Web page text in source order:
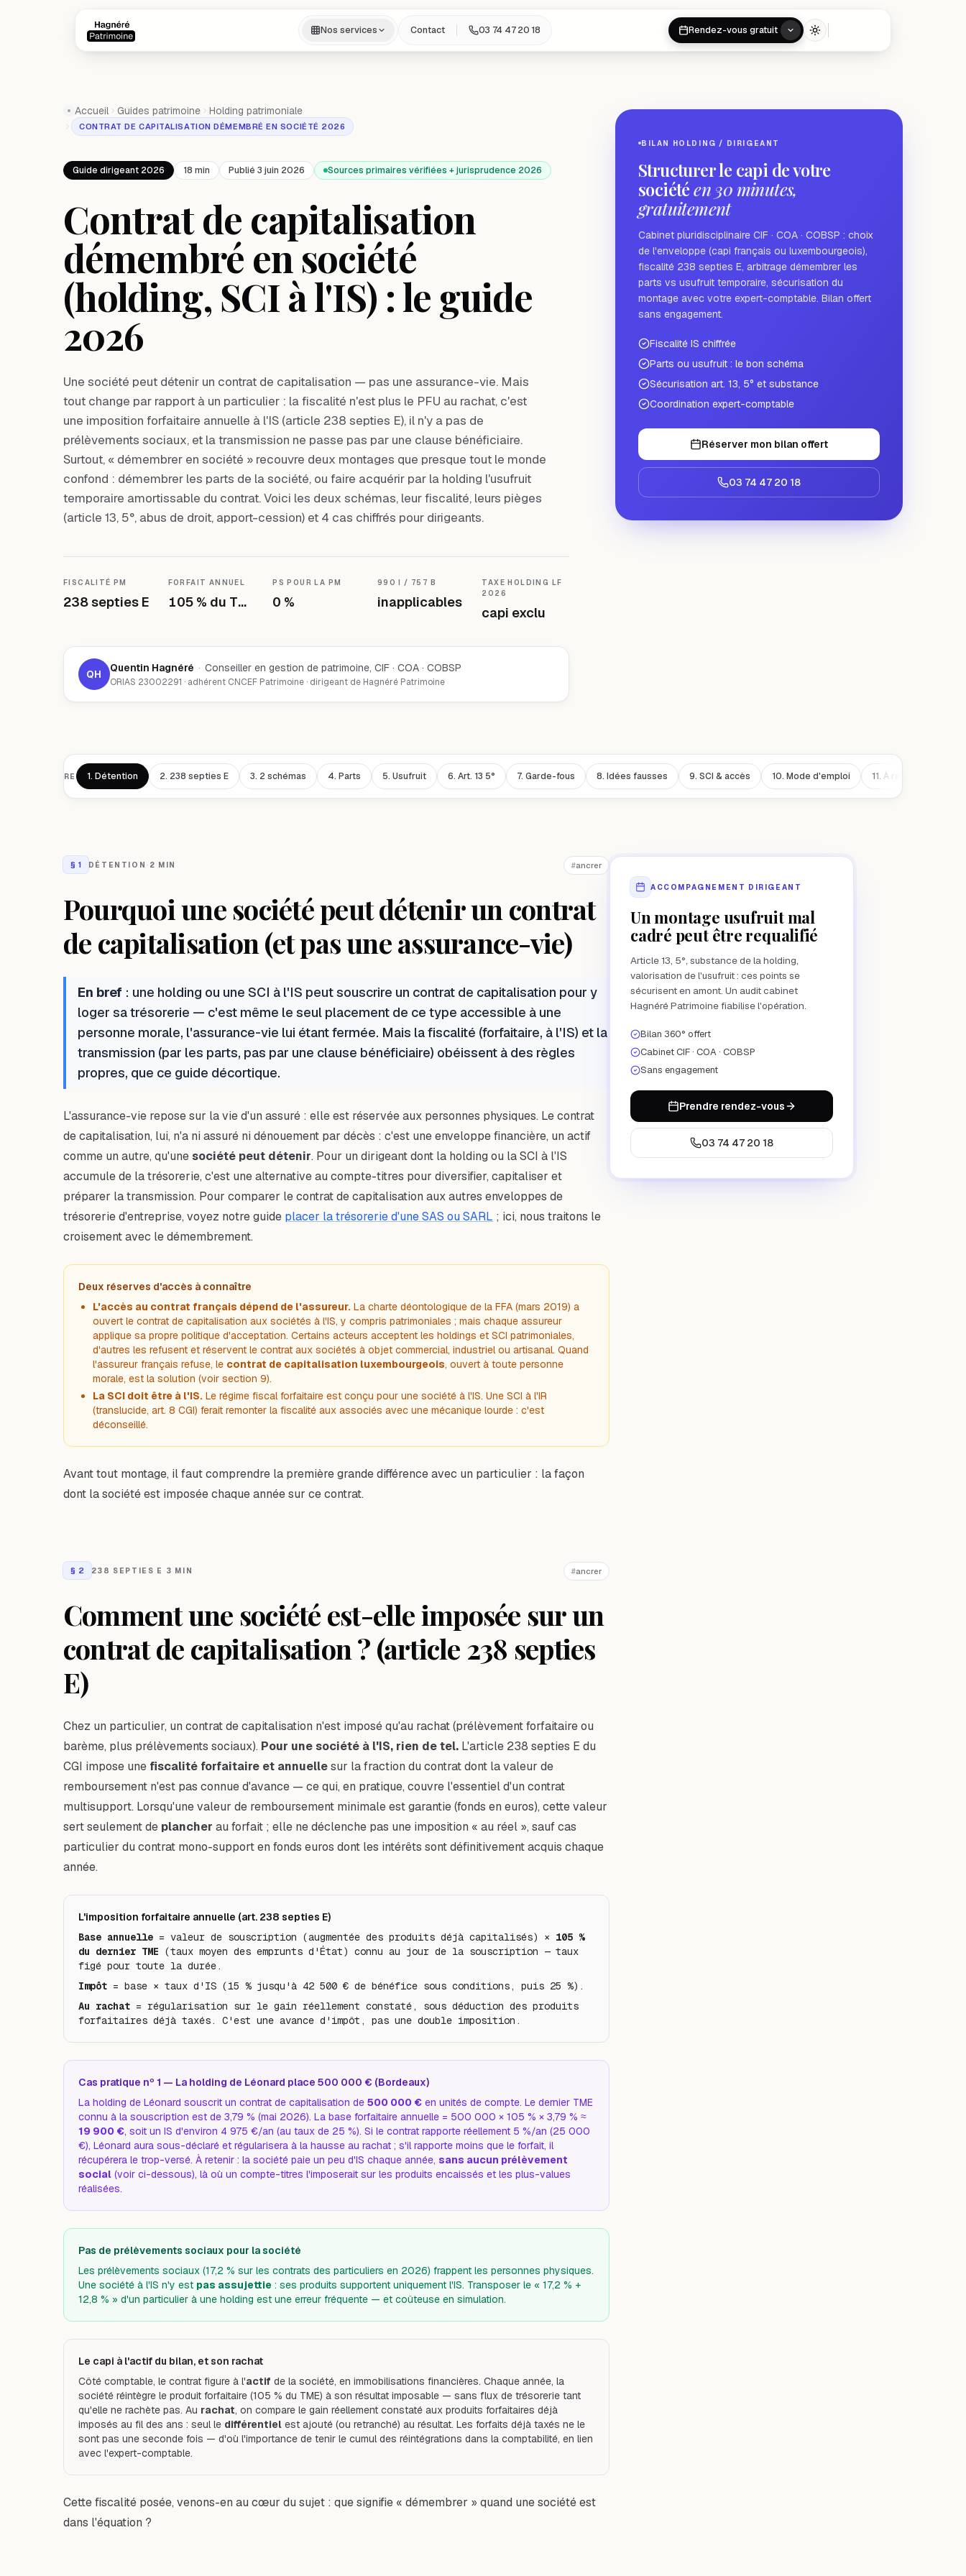
Nos services Contact 03 74 47 20 18 Rendez-vous gratuit Toggle theme
Accueil Guides patrimoine Holding patrimoniale
CONTRAT DE CAPITALISATION DÉMEMBRÉ EN SOCIÉTÉ 2026
Guide dirigeant 2026 18 min Publié 3 juin 2026 Sources primaires vérifiées + jurisprudence 2026
Contrat de capitalisation
démembré en société
(holding, SCI à l'IS) : le guide
2026
Une société peut détenir un contrat de capitalisation — pas une assurance-vie. Mais
tout change par rapport à un particulier : la fiscalité n'est plus le PFU au rachat, c'est
une imposition forfaitaire annuelle à l'IS (article 238 septies E), il n'y a pas de
prélèvements sociaux, et la transmission ne passe pas par une clause bénéficiaire.
Surtout, « démembrer en société » recouvre deux montages que presque tout le monde
confond : démembrer les parts de la société, ou faire acquérir par la holding l'usufruit
temporaire amortissable du contrat. Voici les deux schémas, leur fiscalité, leurs pièges
(article 13, 5°, abus de droit, apport-cession) et 4 cas chiffrés pour dirigeants.
FISCALITÉ PM
238 septies E
FORFAIT ANNUEL
105 % du TME
PS POUR LA PM
0 %
990 I / 757 B
inapplicables
TAXE HOLDING LF
2026
capi exclu
QH Quentin Hagnéré · Conseiller en gestion de patrimoine, CIF · COA · COBSP
ORIAS 23002291 · adhérent CNCEF Patrimoine · dirigeant de Hagnéré Patrimoine
BILAN HOLDING / DIRIGEANT
Structurer le capi de votre
sociétéen 30 minutes,
gratuitement
Cabinet pluridisciplinaire CIF · COA · COBSP : choix
de l'enveloppe (capi français ou luxembourgeois),
fiscalité 238 septies E, arbitrage démembrer les
parts vs usufruit temporaire, sécurisation du
montage avec votre expert-comptable. Bilan offert
sans engagement.
Fiscalité IS chiffrée
Parts ou usufruit : le bon schéma
Sécurisation art. 13, 5° et substance
Coordination expert-comptable
Réserver mon bilan offert
03 74 47 20 18
SOMMAIRE 1. Détention 2. 238 septies E 3. 2 schémas 4. Parts 5. Usufruit 6. Art. 13 5° 7. Garde-fous 8. Idées fausses 9. SCI & accès 10. Mode d'emploi 11. À retenir
§ 1 DÉTENTION · 2 MIN #ancrer
Pourquoi une société peut détenir un contrat
de capitalisation (et pas une assurance-vie)
En bref : une holding ou une SCI à l'IS peut souscrire un contrat de capitalisation pour y
loger sa trésorerie — c'est même le seul placement de ce type accessible à une
personne morale, l'assurance-vie lui étant fermée. Mais la fiscalité (forfaitaire, à l'IS) et la
transmission (par les parts, pas par une clause bénéficiaire) obéissent à des règles
propres, que ce guide décortique.
L'assurance-vie repose sur la vie d'un assuré : elle est réservée aux personnes physiques. Le contrat
de capitalisation, lui, n'a ni assuré ni dénouement par décès : c'est une enveloppe financière, un actif
comme un autre, qu'unesociété peut détenir. Pour un dirigeant dont la holding ou la SCI à l'IS
accumule de la trésorerie, c'est une alternative au compte-titres pour diversifier, capitaliser et
préparer la transmission. Pour comparer le contrat de capitalisation aux autres enveloppes de
trésorerie d'entreprise, voyez notre guide placer la trésorerie d'une SAS ou SARL ; ici, nous traitons le
croisement avec le démembrement.
Deux réserves d'accès à connaître
L'accès au contrat français dépend de l'assureur. La charte déontologique de la FFA (mars 2019) a
ouvert le contrat de capitalisation aux sociétés à l'IS, y compris patrimoniales ; mais chaque assureur
applique sa propre politique d'acceptation. Certains acteurs acceptent les holdings et SCI patrimoniales,
d'autres les refusent et réservent le contrat aux sociétés à objet commercial, industriel ou artisanal. Quand
l'assureur français refuse, le contrat de capitalisation luxembourgeois, ouvert à toute personne
morale, est la solution (voir section 9).
La SCI doit être à l'IS. Le régime fiscal forfaitaire est conçu pour une société à l'IS. Une SCI à l'IR
(translucide, art. 8 CGI) ferait remonter la fiscalité aux associés avec une mécanique lourde : c'est
déconseillé.
Avant tout montage, il faut comprendre la première grande différence avec un particulier : la façon
dont la société est imposée chaque année sur ce contrat.
§ 2 238 SEPTIES E · 3 MIN #ancrer
Comment une société est-elle imposée sur un
contrat de capitalisation ? (article 238 septies
E)
Chez un particulier, un contrat de capitalisation n'est imposé qu'au rachat (prélèvement forfaitaire ou
barème, plus prélèvements sociaux). Pour une société à l'IS, rien de tel. L'article 238 septies E du
CGI impose une fiscalité forfaitaire et annuellesur la fraction du contrat dont la valeur de
remboursement n'est pas connue d'avance — ce qui, en pratique, couvre l'essentiel d'un contrat
multisupport. Lorsqu'une valeur de remboursement minimale est garantie (fonds en euros), cette valeur
sert seulement de plancher au forfait ; elle ne déclenche pas une imposition « au réel », sauf cas
particulier du contrat mono-support en fonds euros dont les intérêts sont définitivement acquis chaque
année.
L'imposition forfaitaire annuelle (art. 238 septies E)
Base annuelle = valeur de souscription (augmentée des produits déjà capitalisés) × 105 %
du dernier TME (taux moyen des emprunts d'État) connu au jour de la souscription — taux
figé pour toute la durée.
Impôt = base × taux d'IS (15 % jusqu'à 42 500 € de bénéfice sous conditions, puis 25 %).
Au rachat = régularisation sur le gain réellement constaté, sous déduction des produits
forfaitaires déjà taxés. C'est une avance d'impôt, pas une double imposition.
Cas pratique nº 1 — La holding de Léonard place 500 000 € (Bordeaux)
La holding de Léonard souscrit un contrat de capitalisation de 500 000 € en unités de compte. Le dernier TME
connu à la souscription est de 3,79 % (mai 2026). La base forfaitaire annuelle = 500 000 × 105 % × 3,79 % ≈
19 900 €, soit un IS d'environ 4 975 €/an (au taux de 25 %). Si le contrat rapporte réellement 5 %/an (25 000
€), Léonard aura sous-déclaré et régularisera à la hausse au rachat ; s'il rapporte moins que le forfait, il
récupérera le trop-versé. À retenir : la société paie un peu d'IS chaque année, sans aucun prélèvement
social (voir ci-dessous), là où un compte-titres l'imposerait sur les produits encaissés et les plus-values
réalisées.
Pas de prélèvements sociaux pour la société
Les prélèvements sociaux (17,2 % sur les contrats des particuliers en 2026) frappent les personnes physiques.
Une société à l'IS n'y est pas assujettie : ses produits supportent uniquement l'IS. Transposer le « 17,2 % +
12,8 % » d'un particulier à une holding est une erreur fréquente — et coûteuse en simulation.
Le capi à l'actif du bilan, et son rachat
Côté comptable, le contrat figure à l'actif de la société, en immobilisations financières. Chaque année, la
société réintègre le produit forfaitaire (105 % du TME) à son résultat imposable — sans flux de trésorerie tant
qu'elle ne rachète pas. Au rachat, on compare le gain réellement constaté aux produits forfaitaires déjà
imposés au fil des ans : seul le différentiel est ajouté (ou retranché) au résultat. Les forfaits déjà taxés ne le
sont pas une seconde fois — d'où l'importance de tenir le cumul des réintégrations dans la comptabilité, en lien
avec l'expert-comptable.
Cette fiscalité posée, venons-en au cœur du sujet : que signifie « démembrer » quand une société est
dans l'équation ?
ACCOMPAGNEMENT DIRIGEANT
Un montage usufruit mal
cadré peut être requalifié
Article 13, 5°, substance de la holding,
valorisation de l'usufruit : ces points se
sécurisent en amont. Un audit cabinet
Hagnéré Patrimoine fiabilise l'opération.
Bilan 360° offert
Cabinet CIF · COA · COBSP
Sans engagement
Prendre rendez-vous
03 74 47 20 18